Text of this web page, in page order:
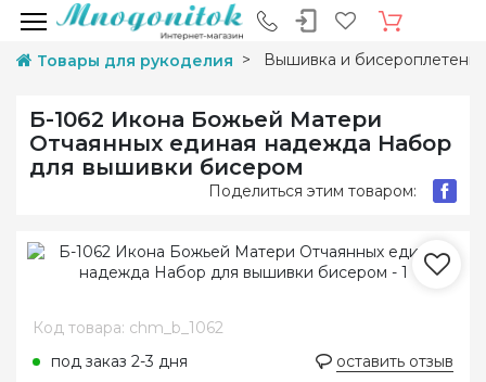
Товары для рукоделия Вышивка и
Б-1062 Икона Божьей Матери
Отчаянных единая надежда Набор
для вышивки бисером
Поделиться этим товаром:
Код товара: chm_b_1062
под заказ 2-3 дня
оставить отзыв